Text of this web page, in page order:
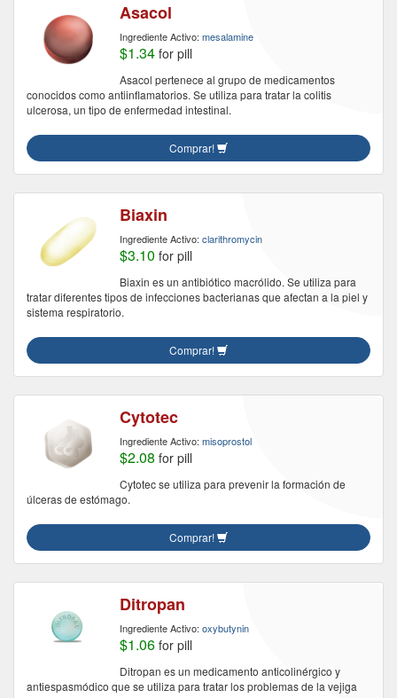
Asacol
Ingrediente Activo: mesalamine
$1.34 for pill
Asacol pertenece al grupo de medicamentos
conocidos como antiinflamatorios. Se utiliza para tratar la colitis
ulcerosa, un tipo de enfermedad intestinal.
Comprar!
Biaxin
Ingrediente Activo: clarithromycin
$3.10 for pill
Biaxin es un antibiótico macrólido. Se utiliza para
tratar diferentes tipos de infecciones bacterianas que afectan a la piel y
sistema respiratorio.
Comprar!
Cytotec
Ingrediente Activo: misoprostol
$2.08 for pill
Cytotec se utiliza para prevenir la formación de
úlceras de estómago.
Comprar!
Ditropan
Ingrediente Activo: oxybutynin
$1.06 for pill
Ditropan es un medicamento anticolinérgico y
antiespasmódico que se utiliza para tratar los problemas de la vejiga